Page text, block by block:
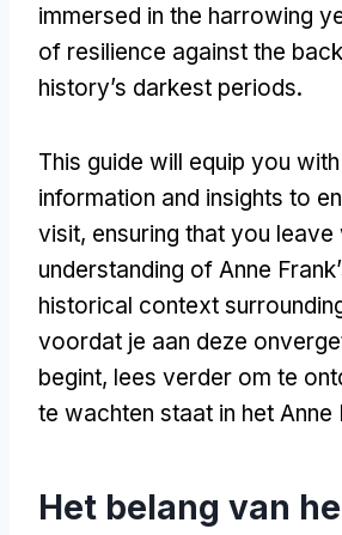
immersed in the harrowing
of resilience against the
history’s darkest periods.
This guide will equip you
information and insights to
visit, ensuring that you
understanding of Anne
historical context
voordat je aan deze
begint, lees verder om te
te wachten staat in het Anne
Het belang van